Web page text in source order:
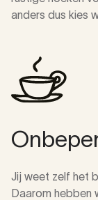
anders dus kies
Jij weet zelf het
Daarom hebben